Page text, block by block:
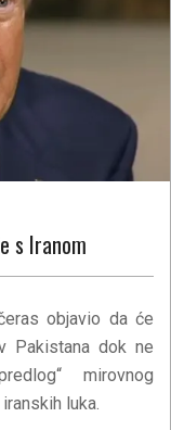
s Iranom
objavio da će
Pakistana dok ne
mirovnog
luka.